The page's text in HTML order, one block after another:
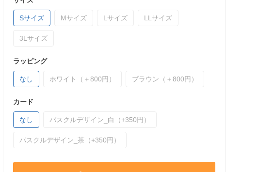
Sサイズ Mサイズ Lサイズ LLサイズ
3Lサイズ
ラッピング
なし ホワイト（＋800円） ブラウン（＋800円）
カード
なし パスクルデザイン_白（+350円）
パスクルデザイン_茶（+350円）